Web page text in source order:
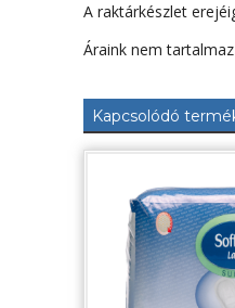
A raktárkészlet
Áraink nem
Kapcsolódó